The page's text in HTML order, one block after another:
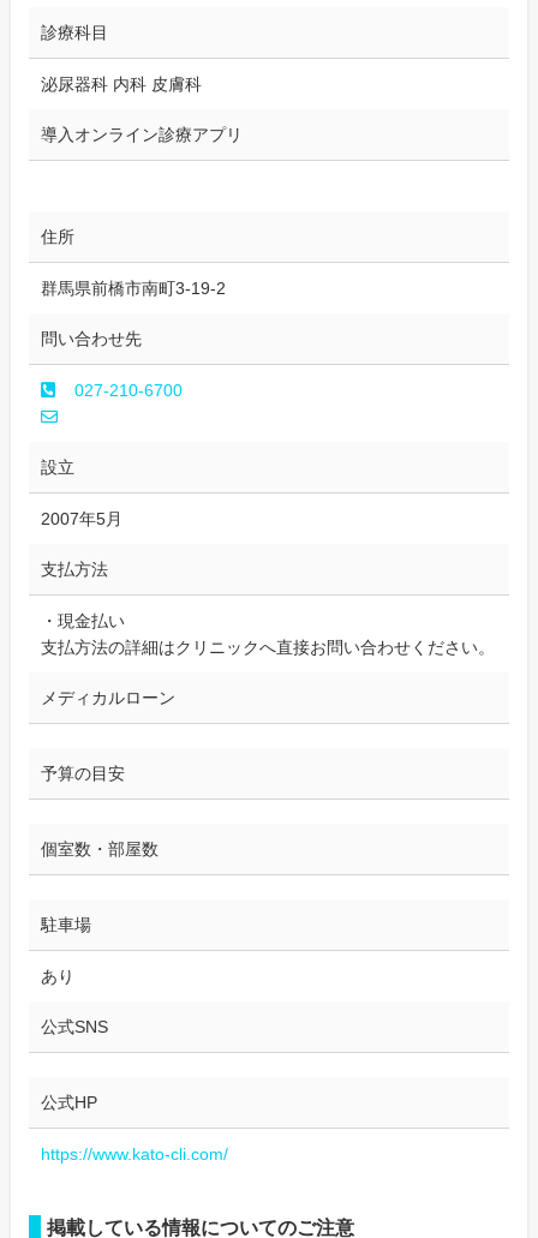
診療科目
泌尿器科 内科 皮膚科
導入オンライン診療アプリ
住所
群馬県前橋市南町3-19-2
問い合わせ先
027-210-6700
設立
2007年5月
支払方法
・現金払い
支払方法の詳細はクリニックへ直接お問い合わせください。
メディカルローン
予算の目安
個室数・部屋数
駐車場
あり
公式SNS
公式HP
https://www.kato-cli.com/
掲載している情報についてのご注意